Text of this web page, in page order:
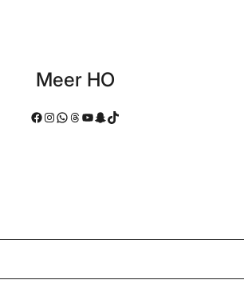
Meer HO
Facebook Instagram WhatsApp Threads YouTube Snapchat TikTok